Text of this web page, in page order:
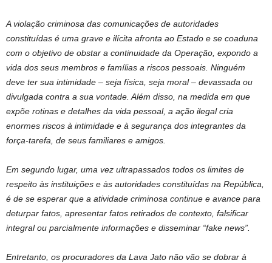
A violação criminosa das comunicações de autoridades
constituídas é uma grave e ilícita afronta ao Estado e se coaduna
com o objetivo de obstar a continuidade da Operação, expondo a
vida dos seus membros e famílias a riscos pessoais. Ninguém
deve ter sua intimidade – seja física, seja moral – devassada ou
divulgada contra a sua vontade. Além disso, na medida em que
expõe rotinas e detalhes da vida pessoal, a ação ilegal cria
enormes riscos à intimidade e à segurança dos integrantes da
força-tarefa, de seus familiares e amigos.
Em segundo lugar, uma vez ultrapassados todos os limites de
respeito às instituições e às autoridades constituídas na República,
é de se esperar que a atividade criminosa continue e avance para
deturpar fatos, apresentar fatos retirados de contexto, falsificar
integral ou parcialmente informações e disseminar “fake news”.
Entretanto, os procuradores da Lava Jato não vão se dobrar à